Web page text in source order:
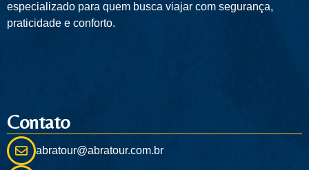
especializado para quem busca viajar com segurança,
praticidade e conforto.
Contato
abratour@abratour.com.br